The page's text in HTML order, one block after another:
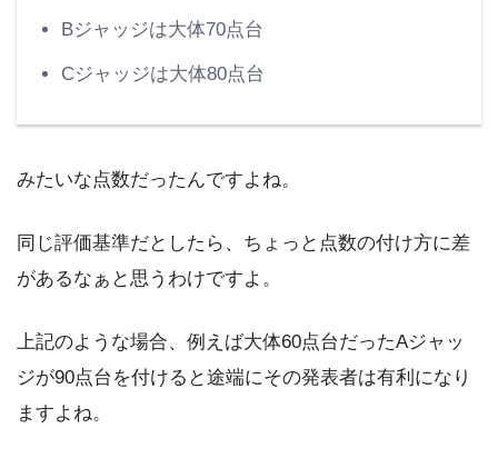
Bジャッジは大体70点台
Cジャッジは大体80点台
みたいな点数だったんですよね。
同じ評価基準だとしたら、ちょっと点数の付け方に差
があるなぁと思うわけですよ。
上記のような場合、例えば大体60点台だったAジャッ
ジが90点台を付けると途端にその発表者は有利になり
ますよね。